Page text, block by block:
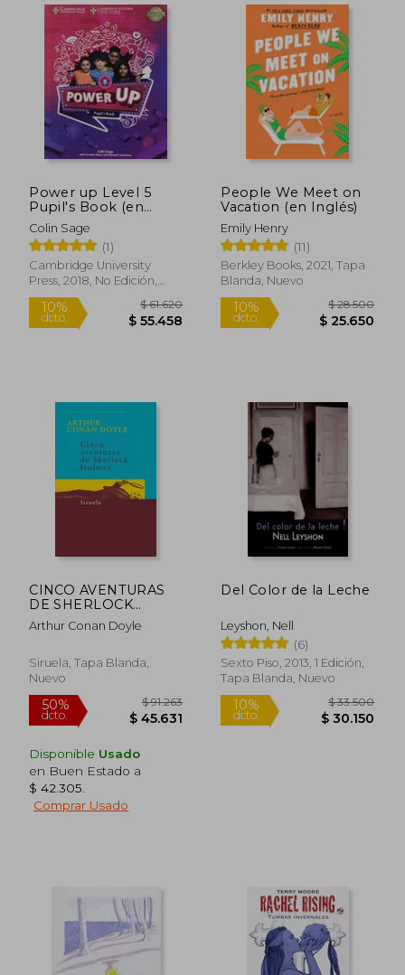
50%
dcto.
Power up Level 5
Pupil's Book (en
Inglés)
Colin Sage
(1)
Cambridge University
Press, 2018, No Edición,
Tapa Blanda, Nuevo
People We Meet on
Vacation (en Inglés)
Emily Henry
(11)
Berkley Books, 2021, Tapa
Blanda, Nuevo
CINCO AVENTURAS
DE SHERLOCK
HOLMES
Arthur Conan Doyle
Siruela, Tapa Blanda,
Nuevo
Disponible Usado
en Buen Estado a
$ 42.305
Comprar Usado
Del Color de la Leche
Leyshon, Nell
(6)
Sexto Piso, 2013, 1 Edición,
Tapa Blanda, Nuevo